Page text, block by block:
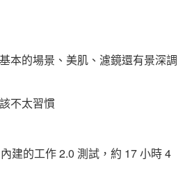
本的場景、美肌、濾鏡還有景深調
不太習慣
建的工作 2.0 測試，約 17 小時 4